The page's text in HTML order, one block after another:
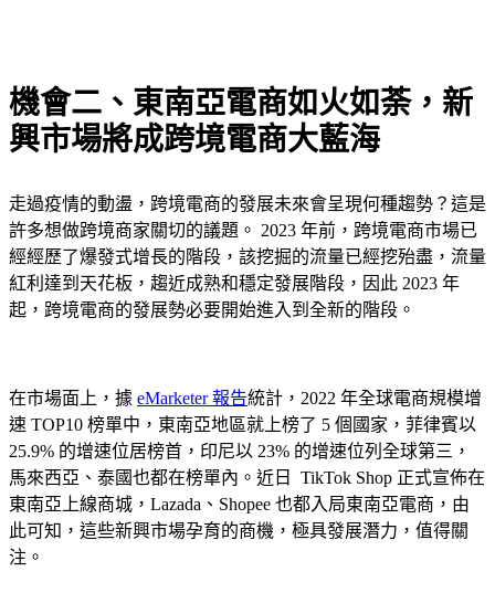
機會二、東南亞電商如火如荼，新
興市場將成跨境電商大藍海
走過疫情的動盪，跨境電商的發展未來會呈現何種趨勢？這是
許多想做跨境商家關切的議題。 2023 年前，跨境電商市場已
經經歷了爆發式增長的階段，該挖掘的流量已經挖殆盡，流量
紅利達到天花板，趨近成熟和穩定發展階段，因此 2023 年
起，跨境電商的發展勢必要開始進入到全新的階段。
在市場面上，據 eMarketer 報告統計，2022 年全球電商規模增
速 TOP10 榜單中，東南亞地區就上榜了 5 個國家，菲律賓以
25.9% 的增速位居榜首，印尼以 23% 的增速位列全球第三，
馬來西亞、泰國也都在榜單內。近日 TikTok Shop 正式宣佈在
東南亞上線商城，Lazada、Shopee 也都入局東南亞電商，由
此可知，這些新興市場孕育的商機，極具發展潛力，值得關
注。